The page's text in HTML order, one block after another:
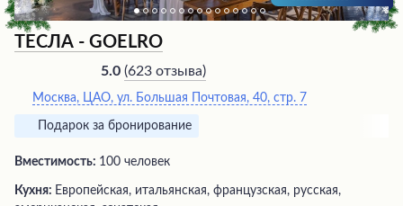
ТЕСЛА - GOELRO
5.0 (623 отзыва)
Москва, ЦАО, ул. Большая Почтовая, 40, стр. 7
Подарок за бронирование
Вместимость: 100 человек
Кухня: Европейская, итальянская, французская, русская,